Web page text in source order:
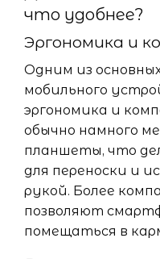
что удобнее?
Эргономика и
Одним из
мобильного
эргономика и
обычно намного
планшеты, что
для переноски и
рукой. Более
позволяют
помещаться в